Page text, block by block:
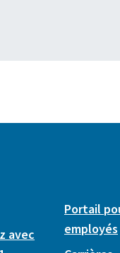
avec
Portail
employés